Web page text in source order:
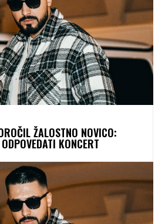
ŽALOSTNO NOVICO:
KONCERT